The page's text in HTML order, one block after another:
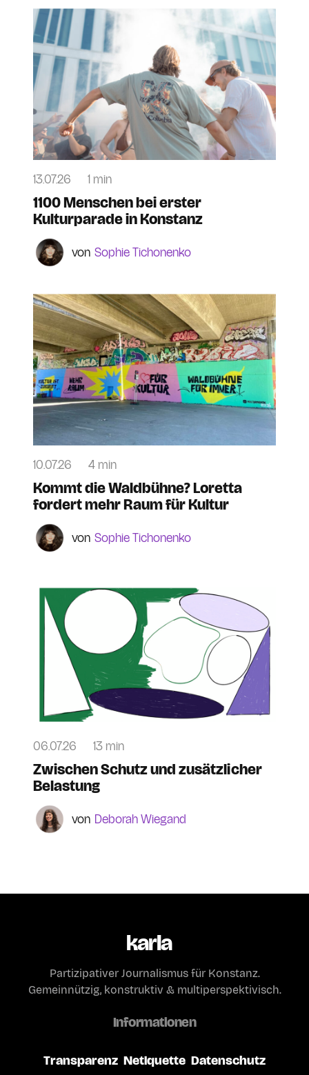
13.07.26 1 min
1100 Menschen bei erster
Kulturparade in Konstanz
Sophie Tichonenko
10.07.26 4 min
Kommt die Waldbühne? Loretta
fordert mehr Raum für Kultur
Sophie Tichonenko
06.07.26 13 min
Zwischen Schutz und zusätzlicher
Belastung
Deborah Wiegand
karla
Partizipativer Journalismus für Konstanz.
Gemeinnützig, konstruktiv & multiperspektivisch.
Informationen
Transparenz Netiquette Datenschutz